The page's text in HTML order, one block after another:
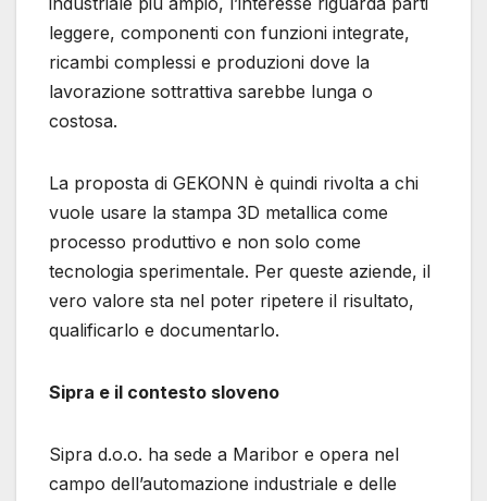
leggere, componenti con funzioni integrate,
ricambi complessi e produzioni dove la
lavorazione sottrattiva sarebbe lunga o
costosa.
La proposta di GEKONN è quindi rivolta a chi
vuole usare la stampa 3D metallica come
processo produttivo e non solo come
tecnologia sperimentale. Per queste aziende, il
vero valore sta nel poter ripetere il risultato,
qualificarlo e documentarlo.
Sipra e il contesto sloveno
Sipra d.o.o. ha sede a Maribor e opera nel
campo dell’automazione industriale e delle